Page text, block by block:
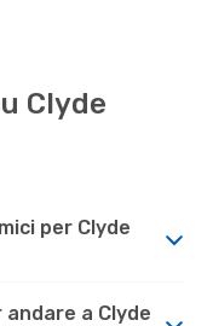
Clyde
per Clyde
andare a Clyde